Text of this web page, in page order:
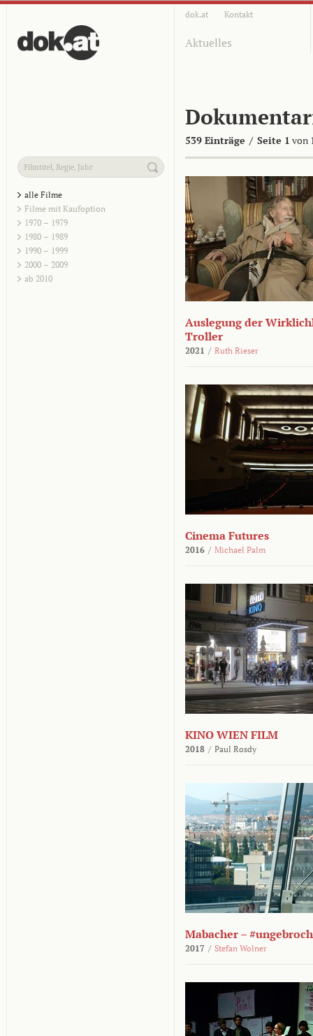
dok.at Kontakt
Aktuelles
539 Einträge / Seite 1 von
alle Filme
Filme mit Kaufoption
1970 – 1979
1980 – 1989
1990 – 1999
2000 – 2009
ab 2010
Auslegung der
Troller
2021 / Ruth Rieser
Cinema Futures
2016 / Michael Palm
KINO WIEN FILM
2018 / Paul Rosdy
Mabacher –
2017 / Stefan Wolner